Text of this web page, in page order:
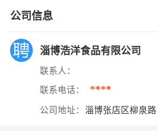
公司信息
淄博浩洋食品有限公司
联系人：
联系电话： ****
公司地址： 淄博张店区柳泉